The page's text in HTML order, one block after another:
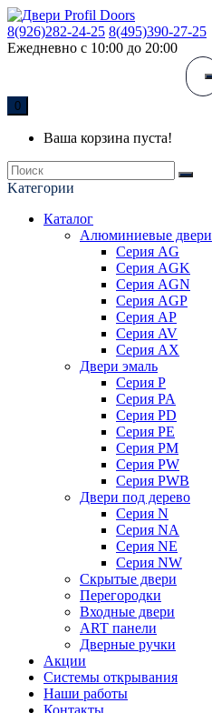
8(926)282-24-25 8(495)390-27-25
Ежедневно с 10:00 до 20:00
0
Ваша корзина пуста!
Kатегории
Каталог
Алюминиевые двери
Серия AG
Серия AGK
Серия AGN
Серия AGP
Серия AP
Серия AV
Серия AX
Двери эмаль
Серия P
Серия PA
Серия PD
Серия PE
Серия PM
Серия PW
Серия PWB
Двери под дерево
Серия N
Серия NA
Серия NE
Серия NW
Скрытые двери
Перегородки
Входные двери
ART панели
Дверные ручки
Акции
Системы открывания
Наши работы
Контакты